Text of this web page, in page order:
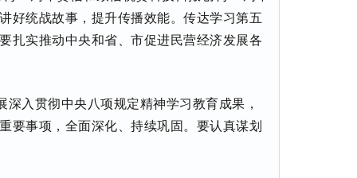
好统战故事，提升传播效能。传达学习第五
扎实推动中央和省、市促进民营经济发展各
入贯彻中央八项规定精神学习教育成果，
要事项，全面深化、持续巩固。要认真谋划